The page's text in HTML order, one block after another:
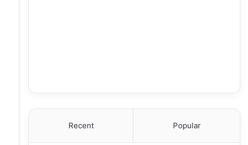
Recent Popular